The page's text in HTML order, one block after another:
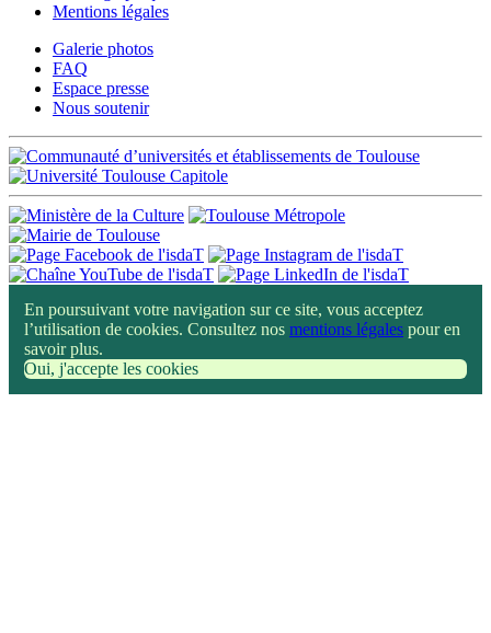
Mentions légales
Galerie photos
FAQ
Espace presse
Nous soutenir
En poursuivant votre navigation sur ce site, vous acceptez
l’utilisation de cookies. Consultez nos mentions légales pour en
savoir plus.
Oui, j'accepte les cookies